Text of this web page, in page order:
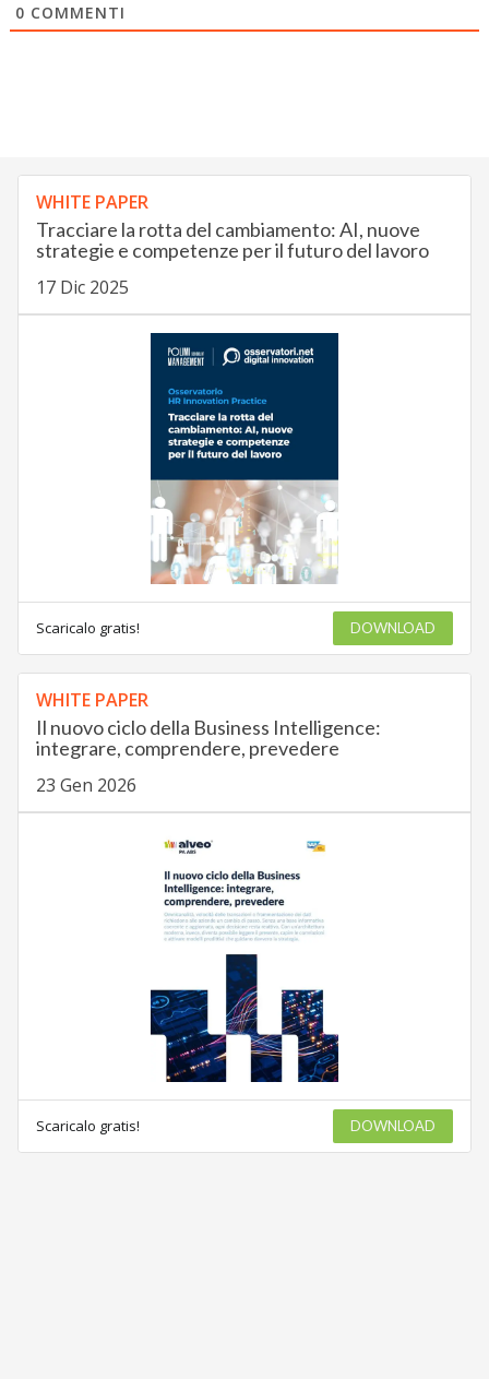
0 COMMENTI
WHITE PAPER
Tracciare la rotta del cambiamento: AI, nuove
strategie e competenze per il futuro del lavoro
17 Dic 2025
Scaricalo gratis! DOWNLOAD
WHITE PAPER
Il nuovo ciclo della Business Intelligence:
integrare, comprendere, prevedere
23 Gen 2026
Scaricalo gratis! DOWNLOAD